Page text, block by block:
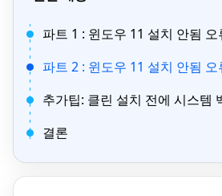
파트 1 : 윈도우 11 설치 안됨
파트 2 : 윈도우 11 설치 안됨
추가팁: 클린 설치 전에 시스템
결론